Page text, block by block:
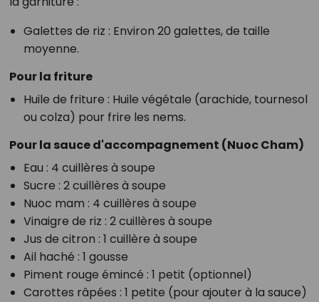
Galettes de riz : Environ 20 galettes, de taille
moyenne.
Pour la friture
Huile de friture : Huile végétale (arachide, tournesol
ou colza) pour frire les nems.
Pour la sauce d'accompagnement (Nuoc Cham)
Eau : 4 cuillères à soupe
Sucre : 2 cuillères à soupe
Nuoc mam : 4 cuillères à soupe
Vinaigre de riz : 2 cuillères à soupe
Jus de citron : 1 cuillère à soupe
Ail haché : 1 gousse
Piment rouge émincé : 1 petit (optionnel)
Carottes râpées : 1 petite (pour ajouter à la sauce)